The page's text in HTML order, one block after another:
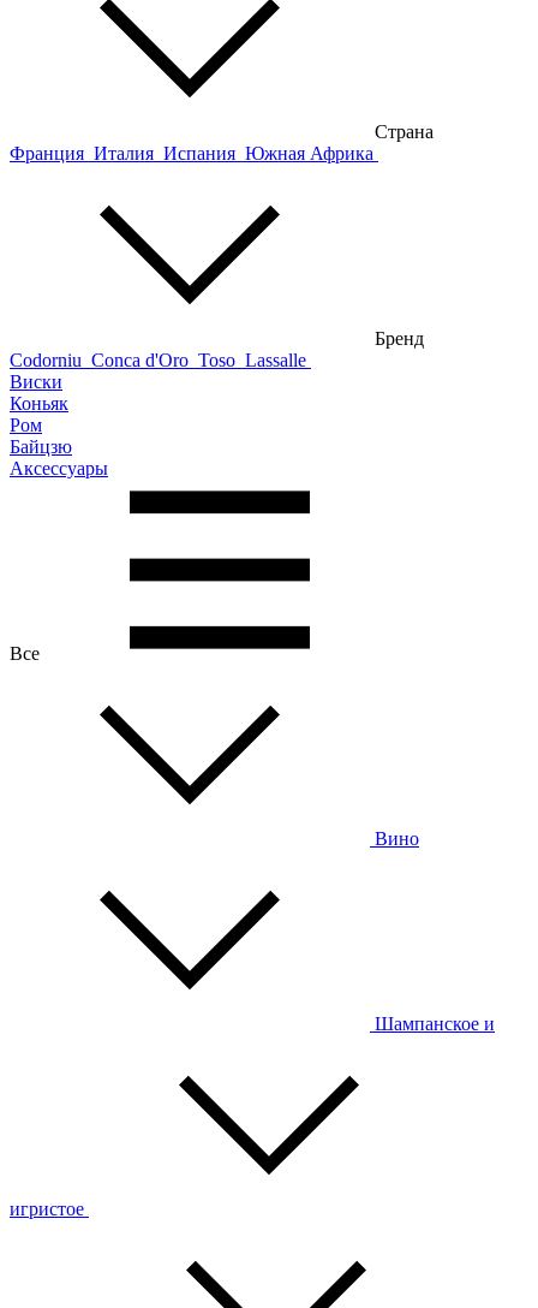
Страна
Франция Италия Испания Южная Африка
Бренд
Codorniu Conca d'Oro Toso Lassalle
Виски
Коньяк
Ром
Байцзю
Аксессуары
Все
Вино
Шампанское и
игристое